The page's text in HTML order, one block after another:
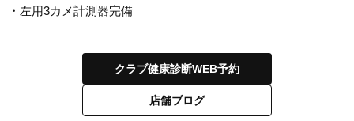
・左用3カメ計測器完備
クラブ健康診断WEB予約
店舗ブログ